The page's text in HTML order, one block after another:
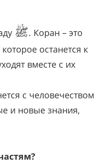
ﷺ. Коран – это
останется к
вместе с их
с человечеством
и новые знания,